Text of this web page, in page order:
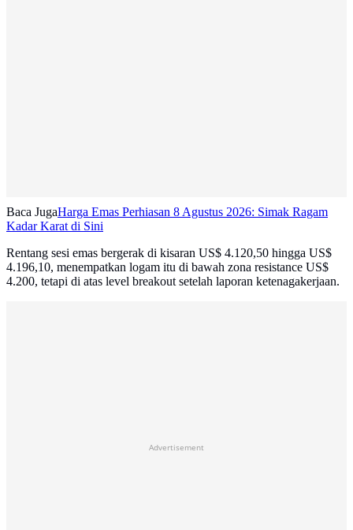
Baca JugaHarga Emas Perhiasan 8 Agustus 2026: Simak Ragam
Kadar Karat di Sini
Rentang sesi emas bergerak di kisaran US$ 4.120,50 hingga US$
4.196,10, menempatkan logam itu di bawah zona resistance US$
4.200, tetapi di atas level breakout setelah laporan ketenagakerjaan.
Advertisement